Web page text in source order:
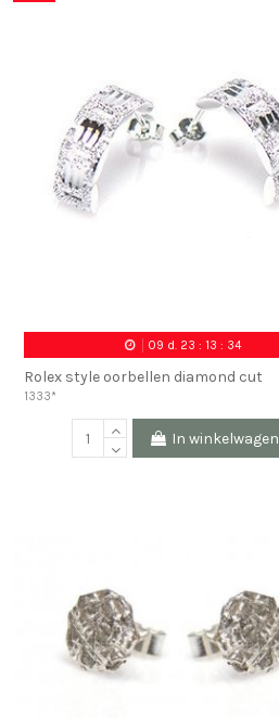
09 d. 23 : 13 : 33
Rolex style oorbellen diamond cut
1333*
In winkelwagen